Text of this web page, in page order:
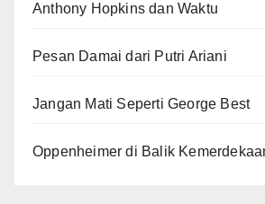
Anthony Hopkins dan Waktu
Pesan Damai dari Putri Ariani
Jangan Mati Seperti George Best
Oppenheimer di Balik